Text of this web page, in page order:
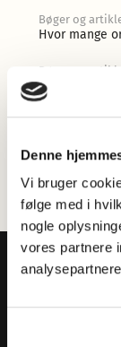
Denne
Vi bruger
følge med i
nogle
vores partnere
Bøger og
Hvor mange
Bøger og
Hvor mange